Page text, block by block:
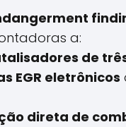
a:
de
EGR eletrônicos
direta de